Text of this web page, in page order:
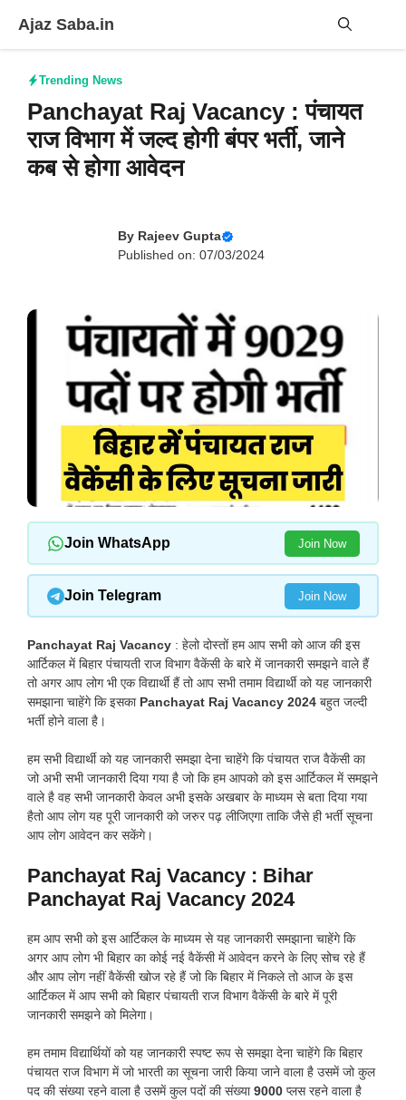
content
Ajaz Saba.in
Trending News
Panchayat Raj Vacancy : पंचायत
राज विभाग में जल्द होगी बंपर भर्ती, जाने
कब से होगा आवेदन
By Rajeev Gupta
Published on: 07/03/2024
Join WhatsApp Join Now
Join Telegram Join Now
Panchayat Raj Vacancy : हेलो दोस्तों हम आप सभी को आज की इस
आर्टिकल में बिहार पंचायती राज विभाग वैकेंसी के बारे में जानकारी समझने वाले हैं
तो अगर आप लोग भी एक विद्यार्थी हैं तो आप सभी तमाम विद्यार्थी को यह जानकारी
समझाना चाहेंगे कि इसका Panchayat Raj Vacancy 2024 बहुत जल्दी
भर्ती होने वाला है।
हम सभी विद्यार्थी को यह जानकारी समझा देना चाहेंगे कि पंचायत राज वैकेंसी का
जो अभी सभी जानकारी दिया गया है जो कि हम आपको को इस आर्टिकल में समझने
वाले है वह सभी जानकारी केवल अभी इसके अखबार के माध्यम से बता दिया गया
हैतो आप लोग यह पूरी जानकारी को जरुर पढ़ लीजिएगा ताकि जैसे ही भर्ती सूचना
आप लोग आवेदन कर सकेंगे।
Panchayat Raj Vacancy : Bihar
Panchayat Raj Vacancy 2024
हम आप सभी को इस आर्टिकल के माध्यम से यह जानकारी समझाना चाहेंगे कि
अगर आप लोग भी बिहार का कोई नई वैकेंसी में आवेदन करने के लिए सोच रहे हैं
और आप लोग नहीं वैकेंसी खोज रहे हैं जो कि बिहार में निकले तो आज के इस
आर्टिकल में आप सभी को बिहार पंचायती राज विभाग वैकेंसी के बारे में पूरी
जानकारी समझने को मिलेगा।
हम तमाम विद्यार्थियों को यह जानकारी स्पष्ट रूप से समझा देना चाहेंगे कि बिहार
पंचायत राज विभाग में जो भारती का सूचना जारी किया जाने वाला है उसमें जो कुल
पद की संख्या रहने वाला है उसमें कुल पदों की संख्या9000 प्लस रहने वाला है